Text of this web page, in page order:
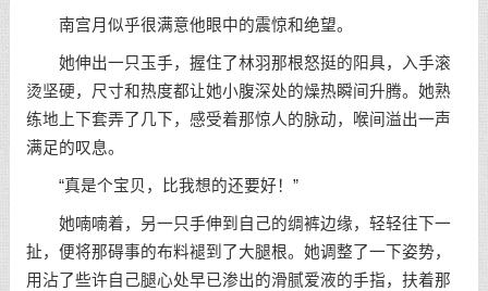
南宫月似乎很满意他眼中的震惊和绝望。
她伸出一只玉手，握住了林羽那根怒挺的阳具，入手滚
烫坚硬，尺寸和热度都让她小腹深处的燥热瞬间升腾。她熟
练地上下套弄了几下，感受着那惊人的脉动，喉间溢出一声
满足的叹息。
“真是个宝贝，比我想的还要好！”
她喃喃着，另一只手伸到自己的绸裤边缘，轻轻往下一
扯，便将那碍事的布料褪到了大腿根。她调整了一下姿势，
用沾了些许自己腿心处早已渗出的滑腻爱液的手指，扶着那